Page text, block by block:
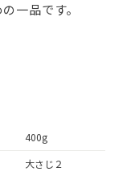
一品です。
400g
大さじ２